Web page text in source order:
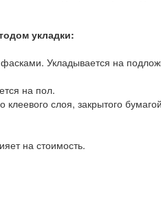
укладки:
Укладывается на
на пол.
слоя, закрытого
на стоимость.